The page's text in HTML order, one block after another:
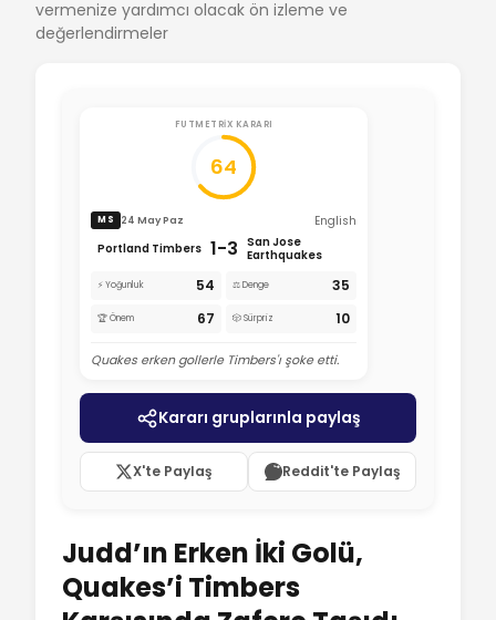
vermenize yardımcı olacak ön izleme ve
değerlendirmeler
FUTMETRIX KARARI
64
MS 24 May Paz
English
Portland Timbers 1-3 San Jose
Earthquakes
⚡ Yoğunluk 54 ⚖️ Denge 35
🏆 Önem 67 🎲 Sürpriz 10
Quakes erken gollerle Timbers'ı şoke etti.
Kararı gruplarınla paylaş
X'te Paylaş Reddit'te Paylaş
Judd’ın Erken İki Golü,
Quakes’i Timbers